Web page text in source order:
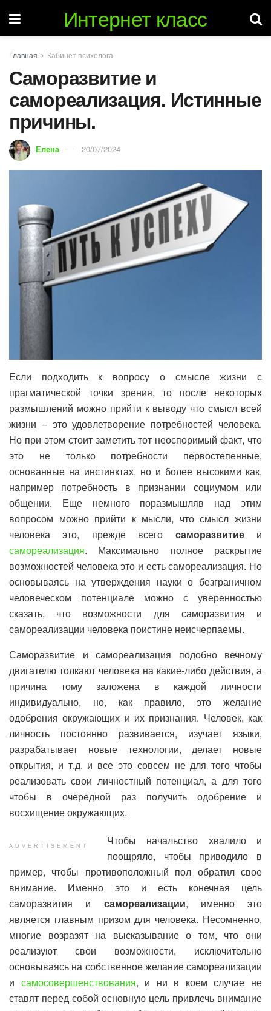
Интернет класс
Главная Кабинет психолога
Саморазвитие и
самореализация. Истинные
причины.
Елена 20/07/2024
Если подходить к вопросу о смысле жизни с
прагматической точки зрения, то после некоторых
размышлений можно прийти к выводу что смысл всей
жизни – это удовлетворение потребностей человека.
Но при этом стоит заметить тот неоспоримый факт, что
это не только потребности первостепенные,
основанные на инстинктах, но и более высокими как,
например потребность в признании социумом или
общении. Еще немного поразмышляв над этим
вопросом можно прийти к мысли, что смысл жизни
человека это, прежде всего саморазвитиеи
самореализация. Максимально полное раскрытие
возможностей человека это и есть самореализация. Но
основываясь на утверждения науки о безграничном
человеческом потенциале можно с уверенностью
сказать, что возможности для саморазвития и
самореализации человека поистине неисчерпаемы.
Саморазвитие и самореализация подобно вечному
двигателю толкают человека на какие-либо действия, а
причина тому заложена в каждой личности
индивидуально, но, как правило, это желание
одобрения окружающих и их признания. Человек, как
личность постоянно развивается, изучает языки,
разрабатывает новые технологии, делает новые
открытия, и т.д. и все это совсем не для того чтобы
реализовать свои личностный потенциал, а для того
чтобы в очередной раз получить одобрение и
восхищение окружающих.
ADVERTISEMENT
Чтобы начальство хвалило и
поощряло, чтобы приводило в
пример, чтобы противоположный пол обратил свое
внимание. Именно это и есть конечная цель
саморазвития и самореализации, именно это
является главным призом для человека. Несомненно,
многие возразят на высказывание о том, что они
реализуют свои возможности, исключительно
основываясь на собственное желание самореализации
и самосовершенствования, и ни в коем случае не
ставят перед собой основную цель привлечь внимание